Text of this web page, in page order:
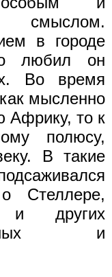
в городе
любил он
Во время
мысленно
Африку, то к
полюсу,
В такие
Стеллере,
и других
и